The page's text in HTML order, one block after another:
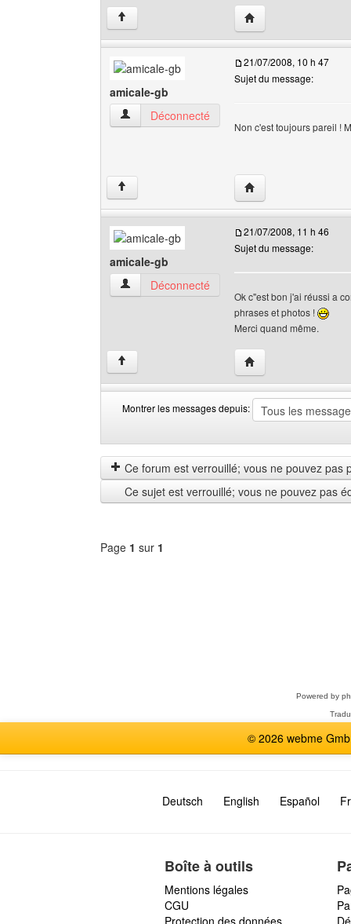
↑ Visiter le site web
amicale-gb
amicale-gb Voir le profil de l'utilisateur
Déconnecté
21/07/2008, 10 h 47
Sujet du message:
Non c'est toujours pareil !
↑ Visiter le site web
amicale-gb
amicale-gb Voir le profil de l'utilisateur
Déconnecté
21/07/2008, 11 h 46
Sujet du message:
Ok c"est bon j'ai réussi a
phrases et photos !
Merci quand même.
↑ Visiter le site web
Montrer les messages depuis:
les
messages
depuis
by
Ce forum est verrouillé; vous ne pouvez pas
Ce sujet est verrouillé; vous ne pouvez pas
Page 1 sur 1
Powered by
© 2026 webme
Deutsch English Español
Boîte à outils
Mentions légales
CGU
Protection des données